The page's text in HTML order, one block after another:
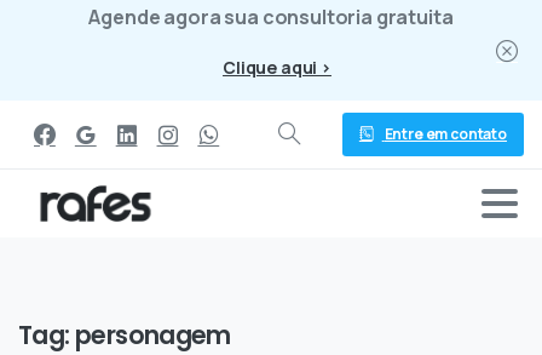
Agende agora sua consultoria gratuita
Clique aqui >
Entre em contato
Tag: personagem